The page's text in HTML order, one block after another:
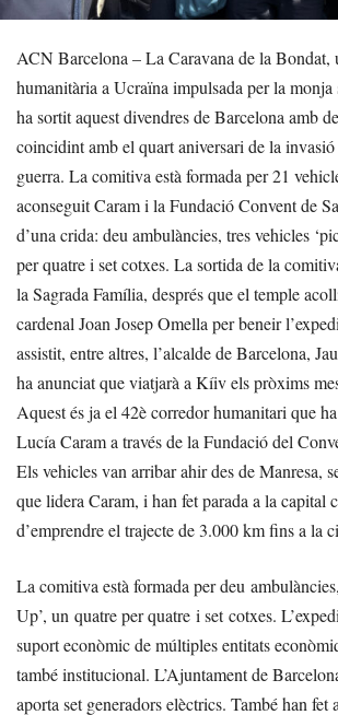
ACN Barcelona – La Caravana de la Bondat,
humanitària a Ucraïna impulsada per la
ha sortit aquest divendres de Barcelona amb
coincidint amb el quart aniversari de la invasió
guerra. La comitiva està formada per 21
aconseguit Caram i la Fundació Convent de
d’una crida: deu ambulàncies, tres vehicles
per quatre i set cotxes. La sortida de la
la Sagrada Família, després que el temple
cardenal Joan Josep Omella per beneir
assistit, entre altres, l’alcalde de Barcelona,
ha anunciat que viatjarà a Kíiv els pròxims
Aquest és ja el 42è corredor humanitari que
Lucía Caram a través de la Fundació del
Els vehicles van arribar ahir des de Manresa,
que lidera Caram, i han fet parada a la capital
d’emprendre el trajecte de 3.000 km fins a la
La comitiva està formada per deu
Up’, un quatre per quatre i set cotxes.
suport econòmic de múltiples entitats
també institucional. L’Ajuntament de
aporta set generadors elèctrics. També han fet